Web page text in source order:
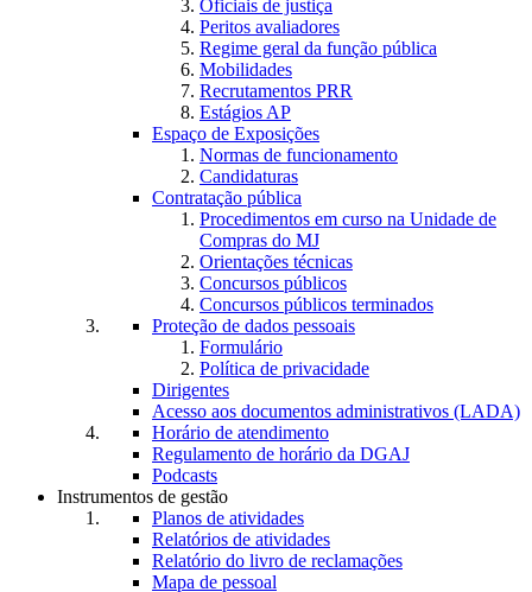
Oficiais de justiça
Peritos avaliadores
Regime geral da função pública
Mobilidades
Recrutamentos PRR
Estágios AP
Espaço de Exposições
Normas de funcionamento
Candidaturas
Contratação pública
Procedimentos em curso na Unidade de
Compras do MJ
Orientações técnicas
Concursos públicos
Concursos públicos terminados
Proteção de dados pessoais
Formulário
Política de privacidade
Dirigentes
Acesso aos documentos administrativos (LADA)
Horário de atendimento
Regulamento de horário da DGAJ
Podcasts
Instrumentos de gestão
Planos de atividades
Relatórios de atividades
Relatório do livro de reclamações
Mapa de pessoal